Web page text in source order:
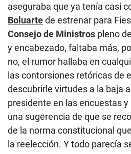
aseguraba que ya tenía casi
Boluartede estrenar para
Consejo de Ministros pleno
y encabezado, faltaba más,
no, el rumor hallaba en
las contorsiones retóricas de
descubrirle virtudes a la baja
presidente en las encuestas
una sugerencia de que se
de la norma constitucional
la reelección. Y todo parecía